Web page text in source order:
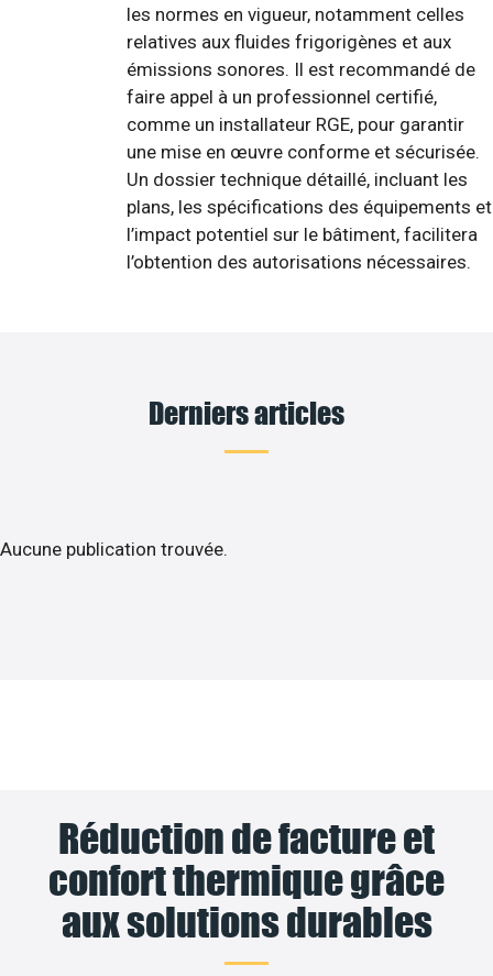
les normes en vigueur, notamment celles
relatives aux fluides frigorigènes et aux
émissions sonores. Il est recommandé de
faire appel à un professionnel certifié,
comme un installateur RGE, pour garantir
une mise en œuvre conforme et sécurisée.
Un dossier technique détaillé, incluant les
plans, les spécifications des équipements et
l’impact potentiel sur le bâtiment, facilitera
l’obtention des autorisations nécessaires.
Derniers articles
Aucune publication trouvée.
Réduction de facture et
confort thermique grâce
aux solutions durables